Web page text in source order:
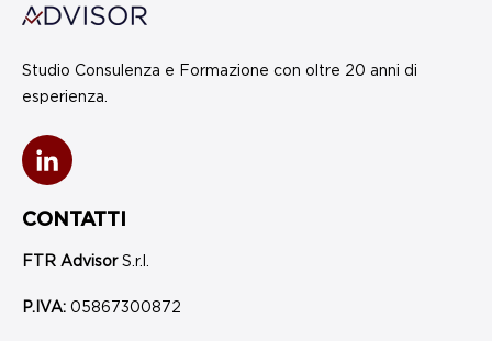
Studio Consulenza e Formazione con oltre 20 anni di
esperienza.
CONTATTI
FTR Advisor S.r.l.
P.IVA: 05867300872